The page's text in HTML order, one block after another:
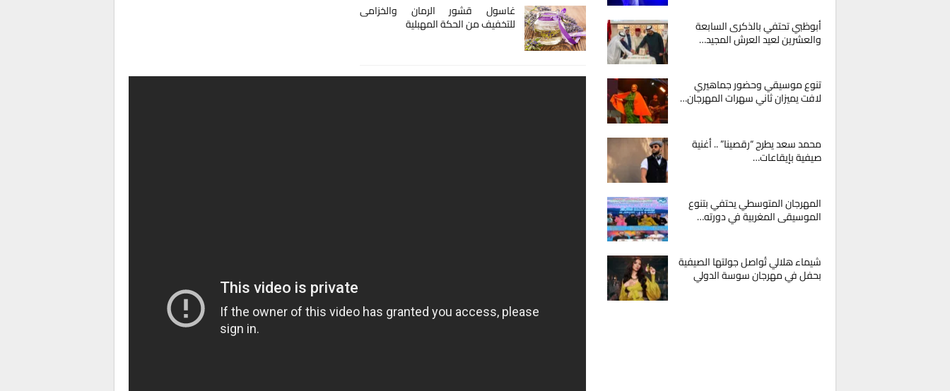
غاسول قشور الرمان والخزامى
للتخفيف من الحكة المهبلية أبوظبي تحتفي بالذكرى السابعة
والعشرين لعيد العرش المجيد…
تنوع موسيقي وحضور جماهيري
لافت يميزان ثاني سهرات المهرجان…
محمد سعد يطرح “رقصينا” .. أغنية
صيفية بإيقاعات…
المهرجان المتوسطي يحتفي بتنوع
الموسيقى المغربية في دورته…
شيماء هلالي تُواصل جولتها الصيفية
بحفل في مهرجان سوسة الدولي